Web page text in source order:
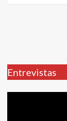
Entrevistas